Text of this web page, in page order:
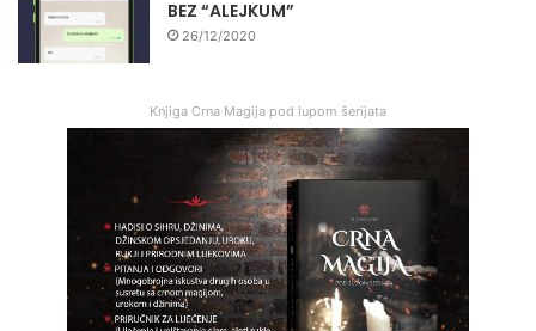
BEZ “ALEJKUM”
26/12/2020
Knjiga Crna Magija pod lupom šerijata